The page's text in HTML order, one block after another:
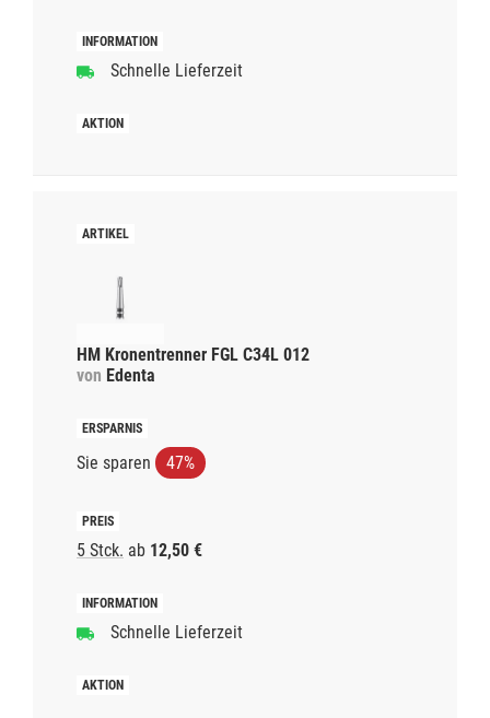
Schnelle Lieferzeit
HM Kronentrenner FGL C34L 012
von Edenta
Sie sparen 47%
5 Stck. ab 12,50 €
Schnelle Lieferzeit